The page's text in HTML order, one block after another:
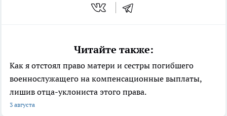
Читайте также:
Как я отстоял право матери и сестры погибшего
военнослужащего на компенсационные выплаты,
лишив отца-уклониста этого права.
3 августа